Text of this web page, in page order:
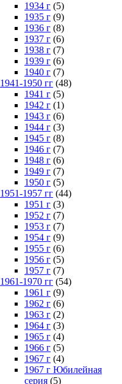
1934 г (5)
1935 г (9)
1936 г (8)
1937 г (6)
1938 г (7)
1939 г (6)
1940 г (7)
1941-1950 гг (48)
1941 г (5)
1942 г (1)
1943 г (6)
1944 г (3)
1945 г (8)
1946 г (7)
1948 г (6)
1949 г (7)
1950 г (5)
1951-1957 гг (44)
1951 г (3)
1952 г (7)
1953 г (7)
1954 г (9)
1955 г (6)
1956 г (5)
1957 г (7)
1961-1970 гг (54)
1961 г (9)
1962 г (6)
1963 г (2)
1964 г (3)
1965 г (4)
1966 г (5)
1967 г (4)
1967 г Юбилейная
серия (5)